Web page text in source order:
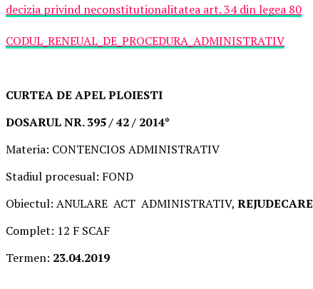
decizia privind neconstitutionalitatea art. 34 din legea 80
CODUL_RENEUAL_DE_PROCEDURA_ADMINISTRATIV
CURTEA DE APEL PLOIESTI
DOSARUL NR. 395 / 42 / 2014*
Materia: CONTENCIOS ADMINISTRATIV
Stadiul procesual: FOND
Obiectul: ANULARE ACT ADMINISTRATIV, REJUDECARE
Complet: 12 F SCAF
Termen: 23.04.2019